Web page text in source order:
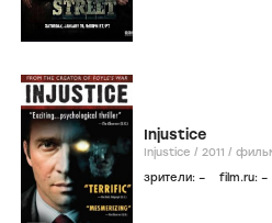
Injustice
Injustice / 2011 /
зрители: – film.ru: –